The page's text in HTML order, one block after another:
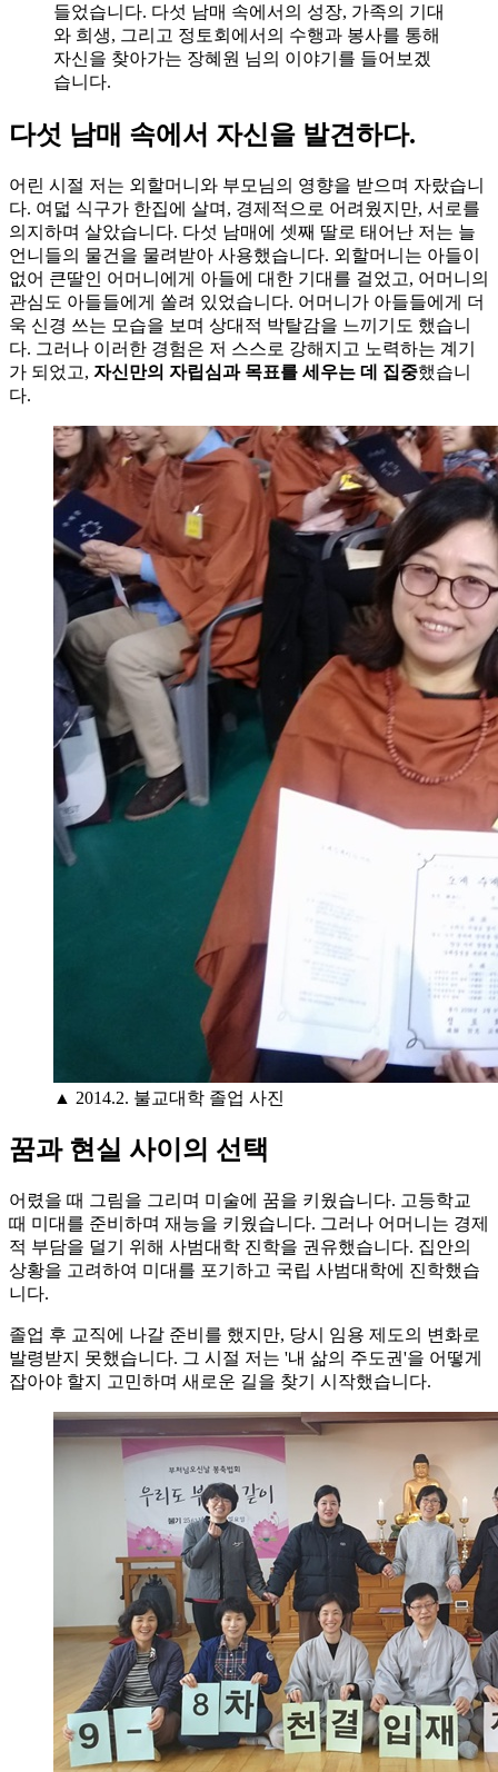
들었습니다. 다섯 남매 속에서의 성장, 가족의 기대
와 희생, 그리고 정토회에서의 수행과 봉사를 통해
자신을 찾아가는 장혜원 님의 이야기를 들어보겠
습니다.
다섯 남매 속에서 자신을 발견하다.
어린 시절 저는 외할머니와 부모님의 영향을 받으며 자랐습니
다. 여덟 식구가 한집에 살며, 경제적으로 어려웠지만, 서로를
의지하며 살았습니다. 다섯 남매에 셋째 딸로 태어난 저는 늘
언니들의 물건을 물려받아 사용했습니다. 외할머니는 아들이
없어 큰딸인 어머니에게 아들에 대한 기대를 걸었고, 어머니의
관심도 아들들에게 쏠려 있었습니다. 어머니가 아들들에게 더
욱 신경 쓰는 모습을 보며 상대적 박탈감을 느끼기도 했습니
다. 그러나 이러한 경험은 저 스스로 강해지고 노력하는 계기
가 되었고, 자신만의 자립심과 목표를 세우는 데 집중했습니
다.
▲ 2014.2. 불교대학 졸업 사진
꿈과 현실 사이의 선택
어렸을 때 그림을 그리며 미술에 꿈을 키웠습니다. 고등학교
때 미대를 준비하며 재능을 키웠습니다. 그러나 어머니는 경제
적 부담을 덜기 위해 사범대학 진학을 권유했습니다. 집안의
상황을 고려하여 미대를 포기하고 국립 사범대학에 진학했습
니다.
졸업 후 교직에 나갈 준비를 했지만, 당시 임용 제도의 변화로
발령받지 못했습니다. 그 시절 저는 '내 삶의 주도권'을 어떻게
잡아야 할지 고민하며 새로운 길을 찾기 시작했습니다.